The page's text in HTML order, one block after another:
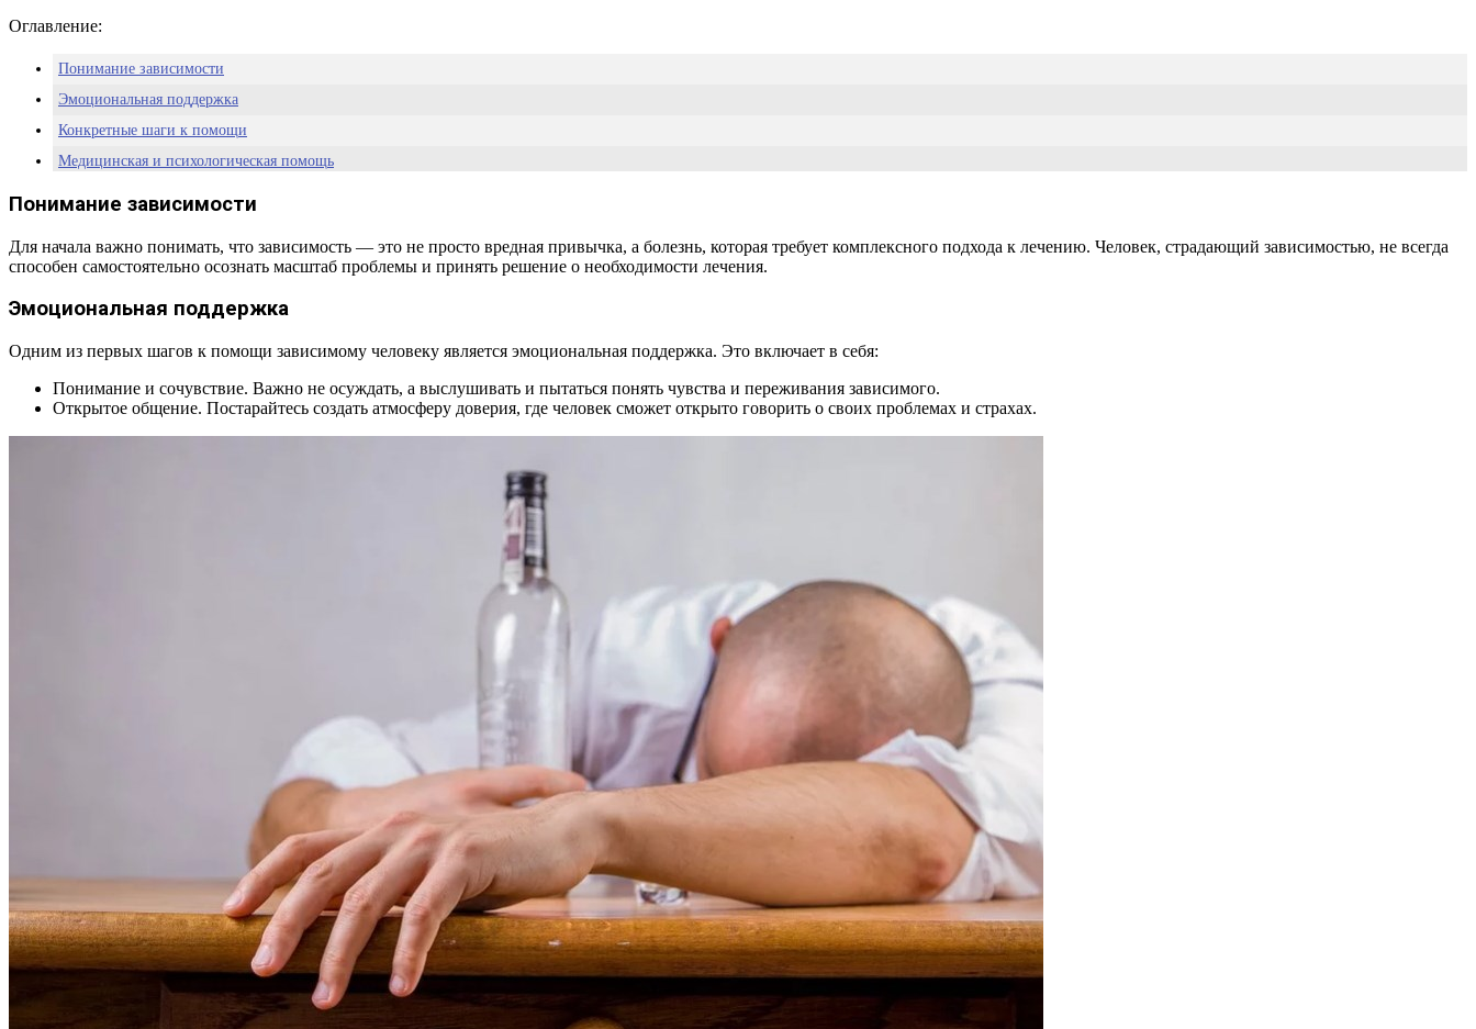
Оглавление:
Понимание зависимости
Эмоциональная поддержка
Конкретные шаги к помощи
Медицинская и психологическая помощь
Понимание зависимости
Для начала важно понимать, что зависимость — это не просто вредная привычка, а болезнь, которая требует комплексного подхода к лечению. Человек, страдающий зависимостью, не всегда
способен самостоятельно осознать масштаб проблемы и принять решение о необходимости лечения.
Эмоциональная поддержка
Одним из первых шагов к помощи зависимому человеку является эмоциональная поддержка. Это включает в себя:
Понимание и сочувствие. Важно не осуждать, а выслушивать и пытаться понять чувства и переживания зависимого.
Открытое общение. Постарайтесь создать атмосферу доверия, где человек сможет открыто говорить о своих проблемах и страхах.